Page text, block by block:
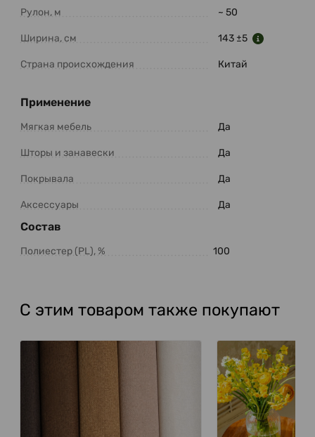
Рулон, м ~ 50
Ширина, см 143 ±5
Страна происхождения Китай
Применение
Мягкая мебель Да
Шторы и занавески Да
Покрывала Да
Аксессуары Да
Состав
Полиестер (PL), % 100
С этим товаром также покупают